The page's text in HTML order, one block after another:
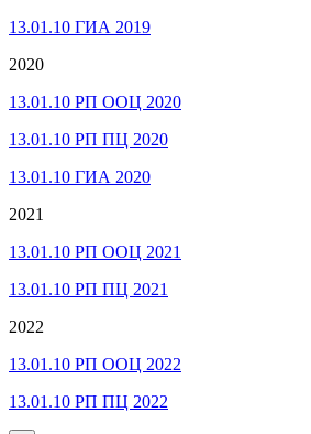
13.01.10 ГИА 2019
2020
13.01.10 РП ООЦ 2020
13.01.10 РП ПЦ 2020
13.01.10 ГИА 2020
2021
13.01.10 РП ООЦ 2021
13.01.10 РП ПЦ 2021
2022
13.01.10 РП ООЦ 2022
13.01.10 РП ПЦ 2022